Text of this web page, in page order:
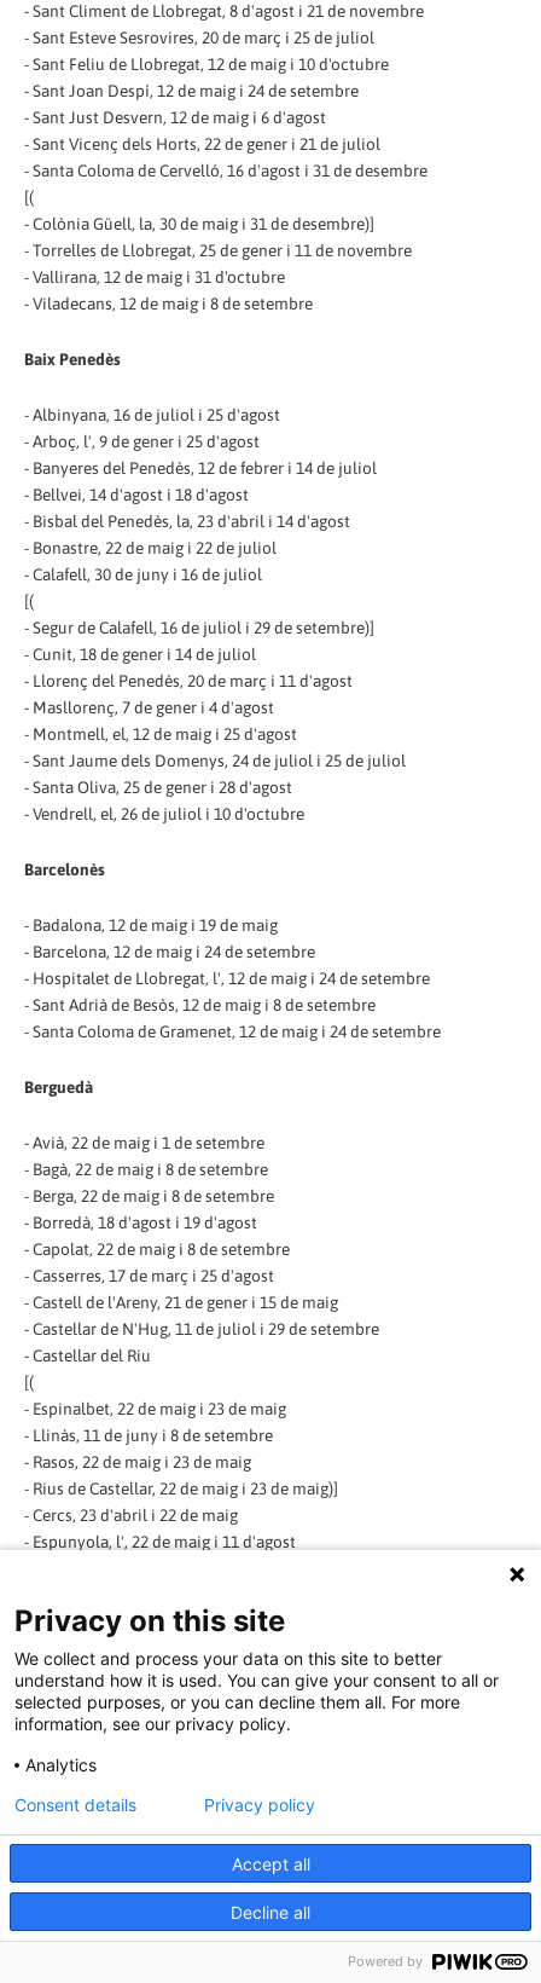
- Sant Climent de Llobregat, 8 d'agost i 21 de novembre
- Sant Esteve Sesrovires, 20 de març i 25 de juliol
- Sant Feliu de Llobregat, 12 de maig i 10 d'octubre
- Sant Joan Despí, 12 de maig i 24 de setembre
- Sant Just Desvern, 12 de maig i 6 d'agost
- Sant Vicenç dels Horts, 22 de gener i 21 de juliol
- Santa Coloma de Cervelló, 16 d'agost i 31 de desembre
[(
- Colònia Güell, la, 30 de maig i 31 de desembre)]
- Torrelles de Llobregat, 25 de gener i 11 de novembre
- Vallirana, 12 de maig i 31 d'octubre
- Viladecans, 12 de maig i 8 de setembre
Baix Penedès
- Albinyana, 16 de juliol i 25 d'agost
- Arboç, l', 9 de gener i 25 d'agost
- Banyeres del Penedès, 12 de febrer i 14 de juliol
- Bellvei, 14 d'agost i 18 d'agost
- Bisbal del Penedès, la, 23 d'abril i 14 d'agost
- Bonastre, 22 de maig i 22 de juliol
- Calafell, 30 de juny i 16 de juliol
[(
- Segur de Calafell, 16 de juliol i 29 de setembre)]
- Cunit, 18 de gener i 14 de juliol
- Llorenç del Penedès, 20 de març i 11 d'agost
- Masllorenç, 7 de gener i 4 d'agost
- Montmell, el, 12 de maig i 25 d'agost
- Sant Jaume dels Domenys, 24 de juliol i 25 de juliol
- Santa Oliva, 25 de gener i 28 d'agost
- Vendrell, el, 26 de juliol i 10 d'octubre
Barcelonès
- Badalona, 12 de maig i 19 de maig
- Barcelona, 12 de maig i 24 de setembre
- Hospitalet de Llobregat, l', 12 de maig i 24 de setembre
- Sant Adrià de Besòs, 12 de maig i 8 de setembre
- Santa Coloma de Gramenet, 12 de maig i 24 de setembre
Berguedà
- Avià, 22 de maig i 1 de setembre
- Bagà, 22 de maig i 8 de setembre
- Berga, 22 de maig i 8 de setembre
- Borredà, 18 d'agost i 19 d'agost
- Capolat, 22 de maig i 8 de setembre
- Casserres, 17 de març i 25 d'agost
- Castell de l'Areny, 21 de gener i 15 de maig
- Castellar de N'Hug, 11 de juliol i 29 de setembre
- Castellar del Riu
[(
- Espinalbet, 22 de maig i 23 de maig
- Llinàs, 11 de juny i 8 de setembre
- Rasos, 22 de maig i 23 de maig
- Rius de Castellar, 22 de maig i 23 de maig)]
- Cercs, 23 d'abril i 22 de maig
- Espunyola, l', 22 de maig i 11 d'agost
- Gisclareny, 5 de maig i 15 de maig
- Guardiola de Berguedà, 25 d'abril i 22 de maig
- Gósol, 19 de març i 31 d'octubre
- Montclar, 2 de maig i 5 de desembre
- Montmajor, 22 de maig i 8 de setembre
- Nou de Berguedà, la, 22 de maig i 11 de novembre
- Olvan, 23 de maig i 4 d'agost
[(
Cal Rosal, 22 de maig i 7 de juliol)]
- Pobla de Lillet, la, 12 de maig i 6 d'octubre
- Puig-reig, 12 de maig i 11 de novembre
- Ametlla de Merola, l', 12 de maig i 22 de setembre)]
Privacy on this site
We collect and process your data on this site to better
understand how it is used. You can give your consent to all or
selected purposes, or you can decline them all. For more
information, see our privacy policy.
Analytics
Accept all
Decline all
Consent details Privacy policy
Powered by